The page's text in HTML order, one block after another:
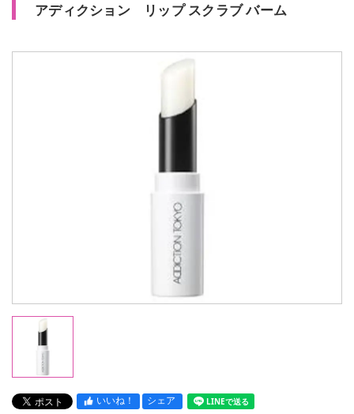
アディクション リップ スクラブ バーム
いいね！ シェア LINEで送る